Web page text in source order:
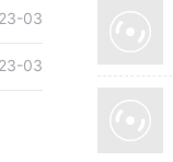
03
03